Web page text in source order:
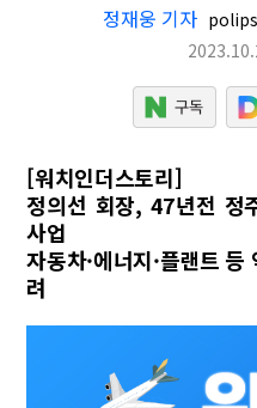
정재웅 기자
[워치인더스토리]
정의선 회장, 47년전 정
사업
자동차·에너지·플랜트
려